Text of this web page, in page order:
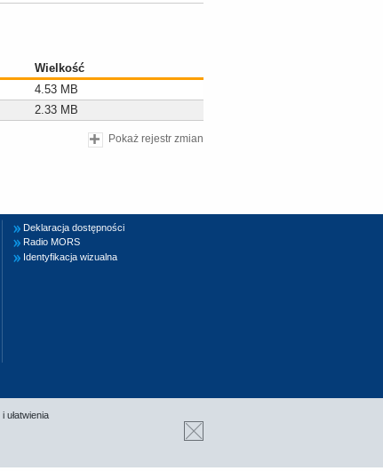
Wielkość
4.53 MB
2.33 MB
Pokaż rejestr zmian
Deklaracja dostępności
Radio MORS
Identyfikacja wizualna
ułatwienia